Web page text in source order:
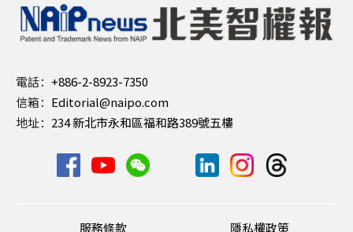
電話： +886-2-8923-7350
信箱： Editorial@naipo.com
地址： 234 新北市永和區福和路389號五樓
服務條款 隱私權政策